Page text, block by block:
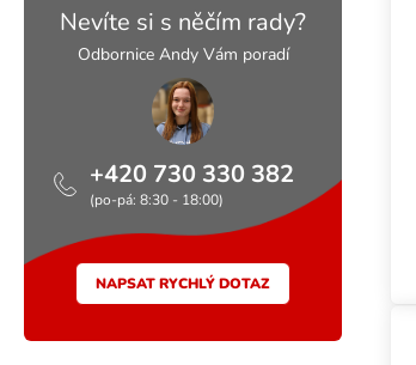
Nevíte si s něčím rady?
Odbornice Andy Vám poradí
+420 730 330 382
(po-pá: 8:30 - 18:00)
NAPSAT RYCHLÝ DOTAZ